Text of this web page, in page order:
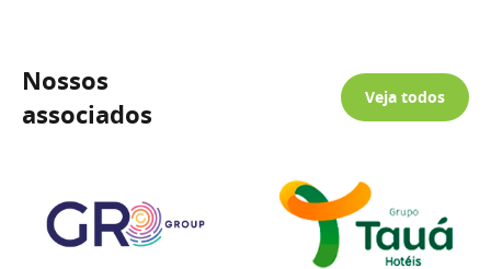
Nossos
associados
Veja todos